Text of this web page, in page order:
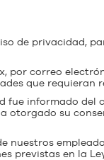
de privacidad,
, por correo
que requieran
fue informado del
otorgado su
nuestros
previstas en la